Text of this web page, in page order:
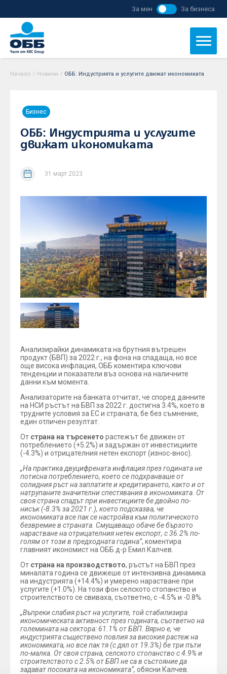
За мен За бизнеса
Начало / Новини / ОББ: Индустрията и услугите движат икономиката
Бизнес
ОББ: Индустрията и услугите
движат икономиката
31 март 2023
Анализирайки динамиката на брутния вътрешен
продукт (БВП) за 2022 г., на фона на спадаща, но все
още висока инфлация, ОББ коментира ключови
тенденции и показатели въз основа на наличните
данни към момента.
Анализаторите на банката отчитат, че според данните
на НСИ ръстът на БВП за 2022 г. достигна 3.4%, което в
трудните условия за ЕС и страната, бе без съмнение,
един отличен резултат.
От страна на търсенето растежът бе движен от
потреблението (+5.2%) и задържан от инвестициите
(-4.3%) и отрицателния нетен експорт (износ-внос).
„На практика двуцифрената инфлация през годината не
потисна потреблението, което се подхранваше от
солидния ръст на заплатите и кредитирането, както и от
натрупаните значителни спестявания в икономиката. От
своя страна спадът при инвестициите бе двойно по-
нисък (-8.3% за 2021 г.), което подсказва, че
икономиката все пак се настройва към политическото
безвремие в страната. Смущаващо обаче бе бързото
нарастване на отрицателния нетен експорт, с 36.2% по-
голям от този в предходната година”, коментира
главният икономист на ОББ д-р Емил Калчев.
От страна на производството, ръстът на БВП през
миналата година се движеше от интензивна динамика
на индустрията (+14.4%) и умерено нарастване при
услугите (+1.0%). На този фон селското стопанство и
строителството се свиваха, съответно, с -4.5% и -0.8%.
„Въпреки слабия ръст на услугите, той стабилизира
икономическата активност през годината, съответно на
големината на сектора: 61.1% от БВП. Вярно е, че
индустрията съществено повлия за високия растеж на
икономиката, но все пак тя (с дял от 19.3%) бе три пъти
по-малка. От своя страна, селското стопанство с 4.9% и
строителството с 2.5% от БВП не са в състояние да
задават посоката на икономиката“, обясни Калчев.